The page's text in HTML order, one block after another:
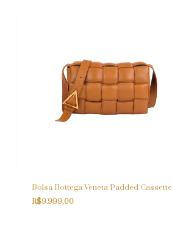
Bolsa Bottega Veneta Padded Cassette
R$9.999,00